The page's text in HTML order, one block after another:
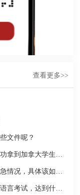
查看更多>>
文件呢？
拿大学生签证呢？
去处理这些紧急情况呢？
什么水平才能申请呢？